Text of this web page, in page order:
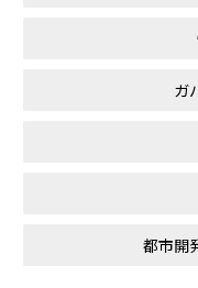
ガ
都市開